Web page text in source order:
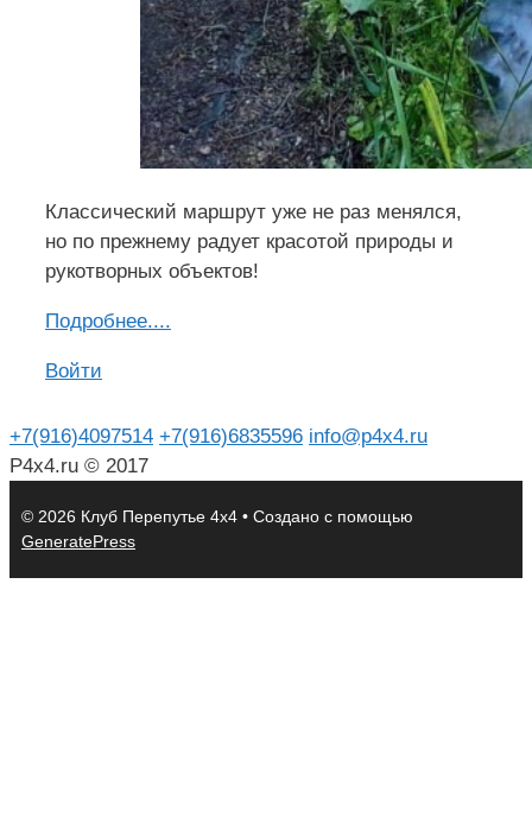
Классический маршрут уже не раз менялся,
но по прежнему радует красотой природы и
рукотворных объектов!
Подробнее....
Войти
+7(916)4097514 +7(916)6835596 info@p4x4.ru
P4x4.ru © 2017
© 2026 Клуб Перепутье 4x4 • Создано с помощью
GeneratePress